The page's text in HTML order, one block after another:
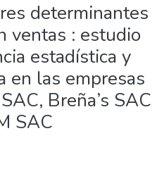
determinantes
ventas : estudio
estadística y
en las empresas
Breña’s SAC
SAC